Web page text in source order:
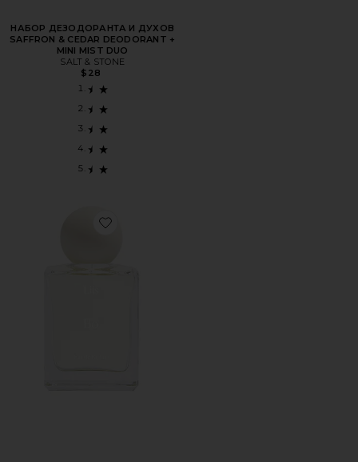
НАБОР ДЕЗОДОРАНТА И ДУХОВ
SAFFRON & CEDAR DEODORANT +
MINI MIST DUO
SALT & STONE
$28
Favorite ПАРФЮМЕРНАЯ ВОДА BO